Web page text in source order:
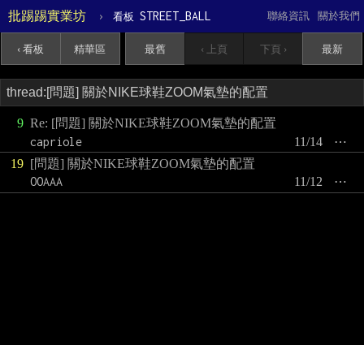
批踢踢實業坊 › 看板 STREET_BALL 關於我們
聯絡資訊
‹ 看板 精華區 最舊 ‹ 上頁 下頁 › 最新
9 Re: [問題] 關於NIKE球鞋ZOOM氣墊的配置
capriole
⋯
11/14
19 [問題] 關於NIKE球鞋ZOOM氣墊的配置
OOAAA
⋯
11/12